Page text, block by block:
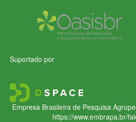
Suportado por
Empresa Brasileira de Pesquisa
https://www.embrapa.br/